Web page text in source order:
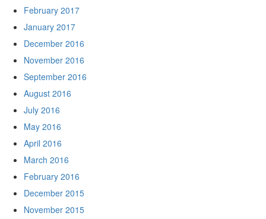
February 2017
January 2017
December 2016
November 2016
September 2016
August 2016
July 2016
May 2016
April 2016
March 2016
February 2016
December 2015
November 2015